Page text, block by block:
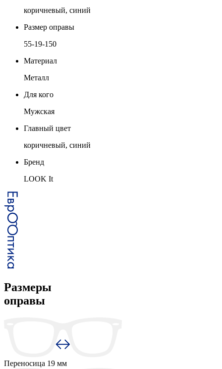
коричневый, синий
Размер оправы
55-19-150
Материал
Металл
Для кого
Мужская
Главный цвет
коричневый, синий
Бренд
LOOK It
Размеры
оправы
Переносица 19 мм